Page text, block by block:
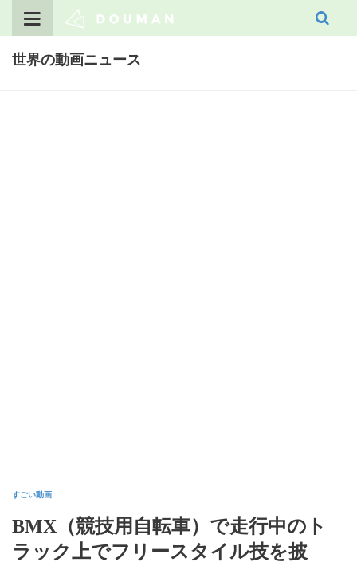
世界の動画ニュース
すごい動画
BMX（競技用自転車）で走行中のト
ラック上でフリースタイル技を披